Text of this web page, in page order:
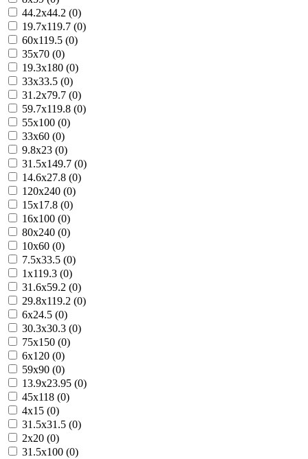
44.2x44.2 (0)
19.7x119.7 (0)
60x119.5 (0)
35x70 (0)
19.3x180 (0)
33x33.5 (0)
31.2x79.7 (0)
59.7x119.8 (0)
55x100 (0)
33x60 (0)
9.8x23 (0)
31.5x149.7 (0)
14.6x27.8 (0)
120x240 (0)
15x17.8 (0)
16x100 (0)
80x240 (0)
10x60 (0)
7.5x33.5 (0)
1x119.3 (0)
31.6x59.2 (0)
29.8x119.2 (0)
6x24.5 (0)
30.3x30.3 (0)
75x150 (0)
6x120 (0)
59x90 (0)
13.9x23.95 (0)
45x118 (0)
4x15 (0)
31.5x31.5 (0)
2x20 (0)
31.5x100 (0)